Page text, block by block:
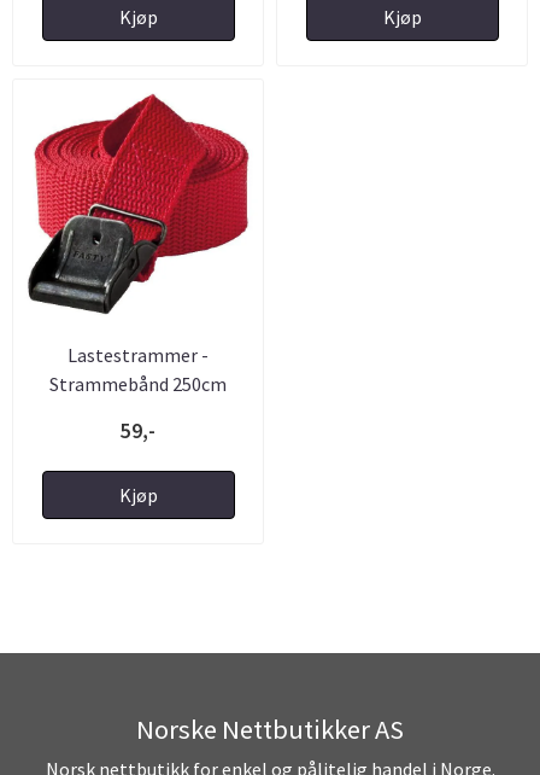
Kjøp Kjøp
Lastestrammer -
Strammebånd 250cm
59,-
Kjøp
Norske Nettbutikker AS
Norsk nettbutikk for enkel og pålitelig handel i Norge.